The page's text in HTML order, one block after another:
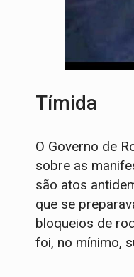
Tímida
O Governo de
sobre as
são atos
que se
bloqueios de
foi, no mínimo,